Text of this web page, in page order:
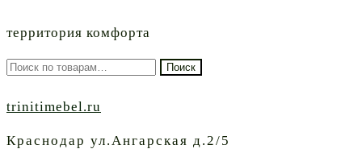
территория комфорта
Искать: Поиск
trinitimebel.ru
Краснодар ул.Ангарская д.2/5